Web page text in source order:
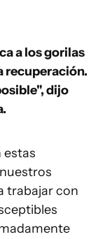
a los gorilas
recuperación.
dijo
trabajar con